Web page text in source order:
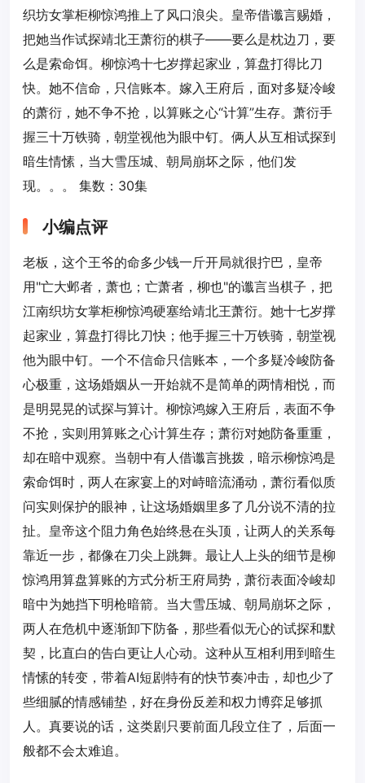
织坊女掌柜柳惊鸿推上了风口浪尖。皇帝借谶言赐婚，
把她当作试探靖北王萧衍的棋子——要么是枕边刀，要
么是索命饵。柳惊鸿十七岁撑起家业，算盘打得比刀
快。她不信命，只信账本。嫁入王府后，面对多疑冷峻
的萧衍，她不争不抢，以算账之心“计算”生存。萧衍手
握三十万铁骑，朝堂视他为眼中钉。俩人从互相试探到
暗生情愫，当大雪压城、朝局崩坏之际，他们发
现。。。 集数：30集
小编点评
老板，这个王爷的命多少钱一斤开局就很拧巴，皇帝
用"亡大邺者，萧也；亡萧者，柳也"的谶言当棋子，把
江南织坊女掌柜柳惊鸿硬塞给靖北王萧衍。她十七岁撑
起家业，算盘打得比刀快；他手握三十万铁骑，朝堂视
他为眼中钉。一个不信命只信账本，一个多疑冷峻防备
心极重，这场婚姻从一开始就不是简单的两情相悦，而
是明晃晃的试探与算计。柳惊鸿嫁入王府后，表面不争
不抢，实则用算账之心计算生存；萧衍对她防备重重，
却在暗中观察。当朝中有人借谶言挑拨，暗示柳惊鸿是
索命饵时，两人在家宴上的对峙暗流涌动，萧衍看似质
问实则保护的眼神，让这场婚姻里多了几分说不清的拉
扯。皇帝这个阻力角色始终悬在头顶，让两人的关系每
靠近一步，都像在刀尖上跳舞。最让人上头的细节是柳
惊鸿用算盘算账的方式分析王府局势，萧衍表面冷峻却
暗中为她挡下明枪暗箭。当大雪压城、朝局崩坏之际，
两人在危机中逐渐卸下防备，那些看似无心的试探和默
契，比直白的告白更让人心动。这种从互相利用到暗生
情愫的转变，带着AI短剧特有的快节奏冲击，却也少了
些细腻的情感铺垫，好在身份反差和权力博弈足够抓
人。真要说的话，这类剧只要前面几段立住了，后面一
般都不会太难追。